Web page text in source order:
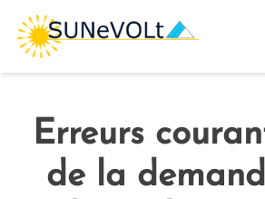
content
Erreurs
de la